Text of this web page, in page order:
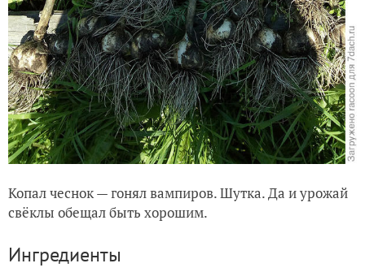
Копал чеснок — гонял вампиров. Шутка. Да и урожай
свёклы обещал быть хорошим.
Ингредиенты